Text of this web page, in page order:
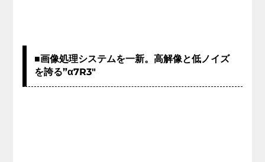
■画像処理システムを一新。高解像と低ノイズ
を誇る”α7R3″